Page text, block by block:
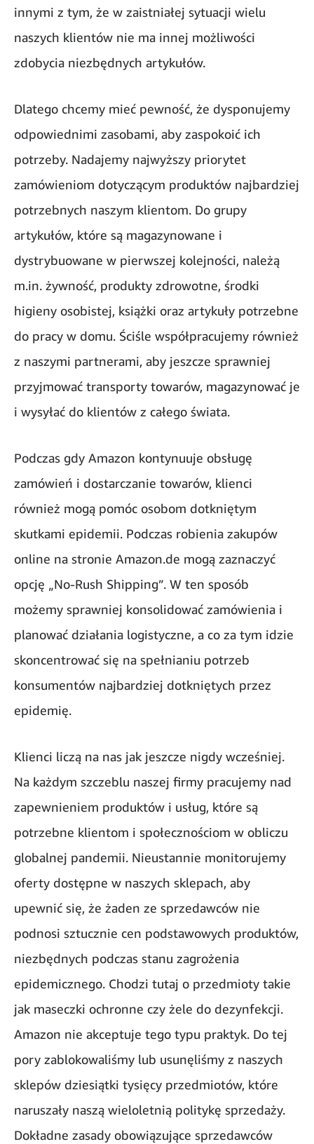
innymi z tym, że w zaistniałej sytuacji wielu
naszych klientów nie ma innej możliwości
zdobycia niezbędnych artykułów.
Dlatego chcemy mieć pewność, że dysponujemy
odpowiednimi zasobami, aby zaspokoić ich
potrzeby. Nadajemy najwyższy priorytet
zamówieniom dotyczącym produktów najbardziej
potrzebnych naszym klientom. Do grupy
artykułów, które są magazynowane i
dystrybuowane w pierwszej kolejności, należą
m.in. żywność, produkty zdrowotne, środki
higieny osobistej, książki oraz artykuły potrzebne
do pracy w domu. Ściśle współpracujemy również
z naszymi partnerami, aby jeszcze sprawniej
przyjmować transporty towarów, magazynować je
i wysyłać do klientów z całego świata.
Podczas gdy Amazon kontynuuje obsługę
zamówień i dostarczanie towarów, klienci
również mogą pomóc osobom dotkniętym
skutkami epidemii. Podczas robienia zakupów
online na stronie Amazon.de mogą zaznaczyć
opcję „No-Rush Shipping”. W ten sposób
możemy sprawniej konsolidować zamówienia i
planować działania logistyczne, a co za tym idzie
skoncentrować się na spełnianiu potrzeb
konsumentów najbardziej dotkniętych przez
epidemię.
Klienci liczą na nas jak jeszcze nigdy wcześniej.
Na każdym szczeblu naszej firmy pracujemy nad
zapewnieniem produktów i usług, które są
potrzebne klientom i społecznościom w obliczu
globalnej pandemii. Nieustannie monitorujemy
oferty dostępne w naszych sklepach, aby
upewnić się, że żaden ze sprzedawców nie
podnosi sztucznie cen podstawowych produktów,
niezbędnych podczas stanu zagrożenia
epidemicznego. Chodzi tutaj o przedmioty takie
jak maseczki ochronne czy żele do dezynfekcji.
Amazon nie akceptuje tego typu praktyk. Do tej
pory zablokowaliśmy lub usunęliśmy z naszych
sklepów dziesiątki tysięcy przedmiotów, które
naruszały naszą wieloletnią politykę sprzedaży.
Dokładne zasady obowiązujące sprzedawców